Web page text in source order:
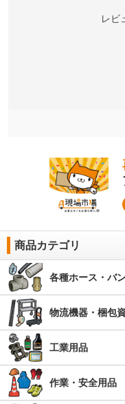
レビ
商品カテゴリ
各種ホース・バ
物流機器・梱包
工業用品
作業・安全用品